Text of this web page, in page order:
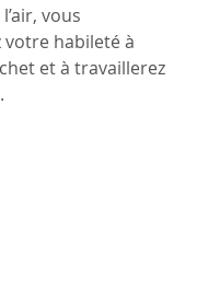
vous
votre habileté à
et à travaillerez